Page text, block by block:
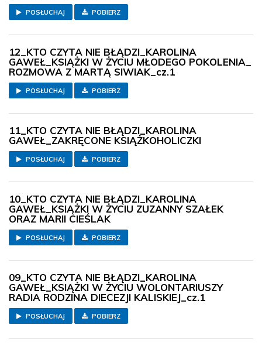
POSŁUCHAJ POBIERZ
12_KTO CZYTA NIE BŁĄDZI_KAROLINA
GAWEŁ_KSIĄŻKI W ŻYCIU MŁODEGO POKOLENIA_
ROZMOWA Z MARTĄ SIWIAK_cz.1
POSŁUCHAJ POBIERZ
11_KTO CZYTA NIE BŁĄDZI_KAROLINA
GAWEŁ_ZAKRĘCONE KSIĄŻKOHOLICZKI
POSŁUCHAJ POBIERZ
10_KTO CZYTA NIE BŁĄDZI_KAROLINA
GAWEŁ_KSIĄŻKI W ŻYCIU ZUZANNY SZAŁEK
ORAZ MARII CIEŚLAK
POSŁUCHAJ POBIERZ
09_KTO CZYTA NIE BŁĄDZI_KAROLINA
GAWEŁ_KSIĄŻKI W ŻYCIU WOLONTARIUSZY
RADIA RODZINA DIECEZJI KALISKIEJ_cz.1
POSŁUCHAJ POBIERZ